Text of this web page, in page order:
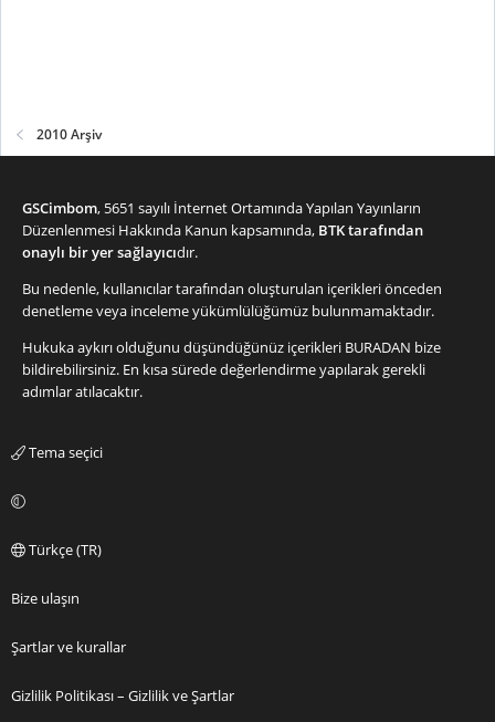
2010 Arşiv
GSCimbom, 5651 sayılı İnternet Ortamında Yapılan Yayınların
Düzenlenmesi Hakkında Kanun kapsamında, BTK tarafından
onaylı bir yer sağlayıcıdır.
Bu nedenle, kullanıcılar tarafından oluşturulan içerikleri önceden
denetleme veya inceleme yükümlülüğümüz bulunmamaktadır.
Hukuka aykırı olduğunu düşündüğünüz içerikleri BURADAN bize
bildirebilirsiniz. En kısa sürede değerlendirme yapılarak gerekli
adımlar atılacaktır.
Tema seçici
Türkçe (TR)
Bize ulaşın
Şartlar ve kurallar
Gizlilik Politikası – Gizlilik ve Şartlar